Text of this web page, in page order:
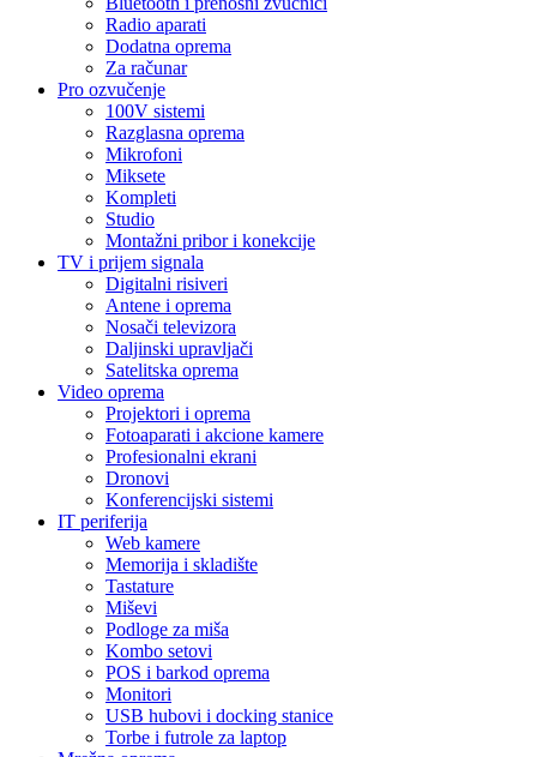
Radio aparati
Dodatna oprema
Za računar
Pro ozvučenje
100V sistemi
Razglasna oprema
Mikrofoni
Miksete
Kompleti
Studio
Montažni pribor i konekcije
TV i prijem signala
Digitalni risiveri
Antene i oprema
Nosači televizora
Daljinski upravljači
Satelitska oprema
Video oprema
Projektori i oprema
Fotoaparati i akcione kamere
Profesionalni ekrani
Dronovi
Konferencijski sistemi
IT periferija
Web kamere
Memorija i skladište
Tastature
Miševi
Podloge za miša
Kombo setovi
POS i barkod oprema
Monitori
USB hubovi i docking stanice
Torbe i futrole za laptop